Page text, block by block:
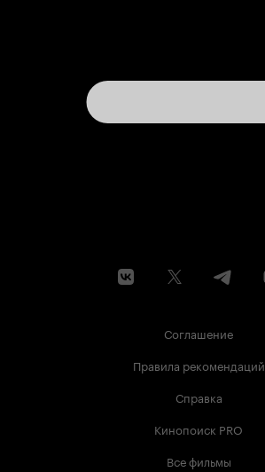
Соглашение
Правила рекомендаций
Справка
Кинопоиск PRO
Все фильмы